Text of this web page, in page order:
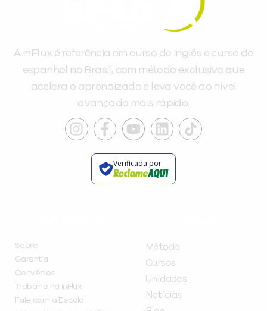
A inFlux é referência em curso de inglês e curso de
espanhol no Brasil, com método exclusivo que
acelera o aprendizado e leva você ao nível
avançado mais rápido.
Verificada por
Sobre
Garantia
Convênios
Trabalhe na inFlux
Fale com a Escola
Método
Cursos
Unidades
Notícias